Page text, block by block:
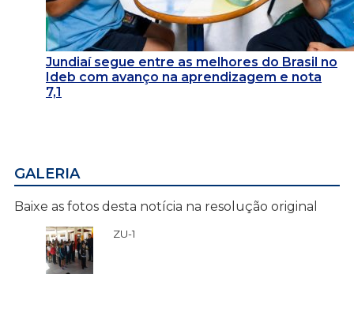
Jundiaí segue entre as melhores do Brasil no
Ideb com avanço na aprendizagem e nota
7,1
GALERIA
Baixe as fotos desta notícia na resolução original
ZU-1